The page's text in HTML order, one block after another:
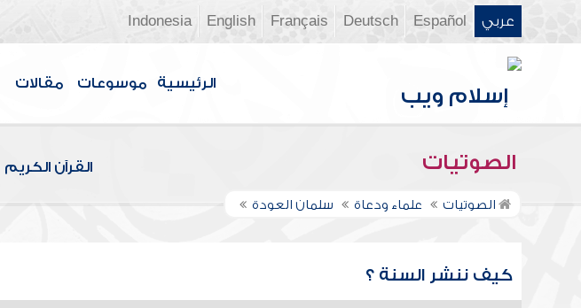
عربي Español
Deutsch
Français
English
Indonesia
الرئيسية موسوعات مقالات
الصوتيات القرآن الكريم
الصوتيات علماء ودعاة سلمان العودة
كيف ننشر السنة ؟